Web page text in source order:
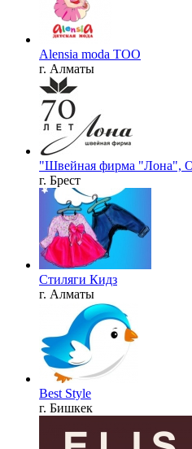
Alensia moda TOO
г. Алматы
"Швейная фирма "Лона",
г. Брест
Стиляги Кидз
г. Алматы
Best Style
г. Бишкек